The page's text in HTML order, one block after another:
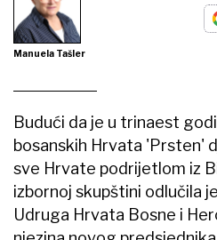
Manuela Tašler
Budući da je u trinaest
bosanskih Hrvata 'Prsten'
sve Hrvate podrijetlom iz
izbornoj skupštini odlučila
Udruga Hrvata Bosne i